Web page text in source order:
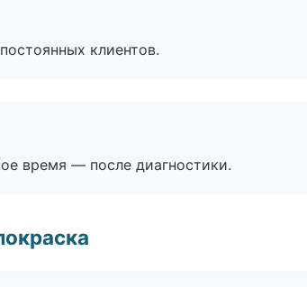
клиентов.
время — после диагностики.